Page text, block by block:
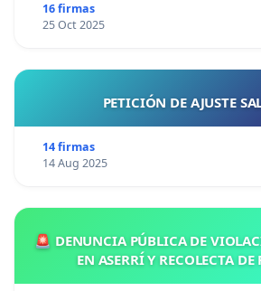
16 firmas
25 Oct 2025
PETICIÓN DE AJUSTE
14 firmas
14 Aug 2025
🚨 DENUNCIA PÚBLICA DE
EN ASERRÍ Y RECOLECTA